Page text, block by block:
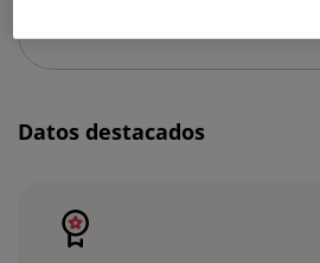
Datos destacados